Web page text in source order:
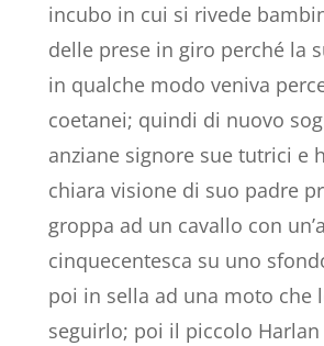
incubo in cui si rivede
delle prese in giro perché la
in qualche modo veniva
coetanei; quindi di nuovo
anziane signore sue tutrici e
chiara visione di suo padre
groppa ad un cavallo con
cinquecentesca su uno
poi in sella ad una moto che
seguirlo; poi il piccolo